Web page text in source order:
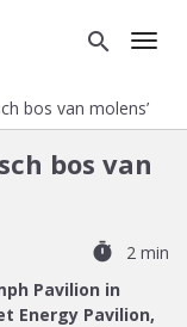
search
bos van molens’
bos van
timer
2 min
Pavilion in
Energy Pavilion,